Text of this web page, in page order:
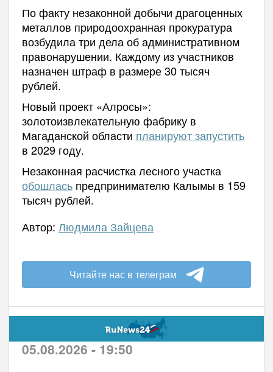
По факту незаконной добычи драгоценных
металлов природоохранная прокуратура
возбудила три дела об административном
правонарушении. Каждому из участников
назначен штраф в размере 30 тысяч
рублей.
Новый проект «Алросы»:
золотоизвлекательную фабрику в
Магаданской области планируют запустить
в 2029 году.
Незаконная расчистка лесного участка
обошласьпредпринимателю Калымы в 159
тысяч рублей.
Автор: Людмила Зайцева
Читайте нас в телеграм
05.08.2026 - 19:50